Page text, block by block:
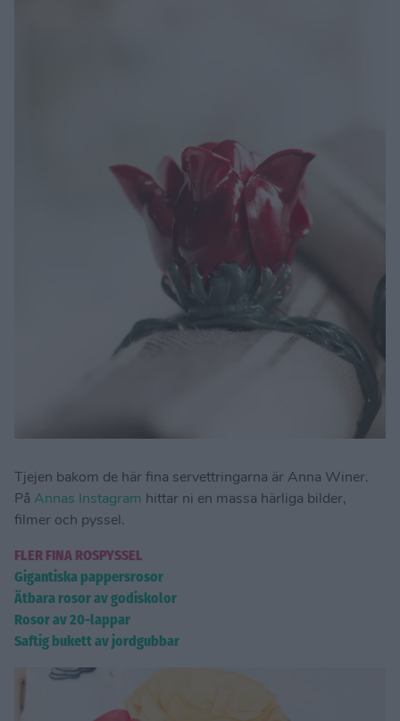
Tjejen bakom de här fina servettringarna är Anna Winer.
På Annas Instagram hittar ni en massa härliga bilder,
filmer och pyssel.
FLER FINA ROSPYSSEL
Gigantiska pappersrosor
Ätbara rosor av godiskolor
Rosor av 20-lappar
Saftig bukett av jordgubbar